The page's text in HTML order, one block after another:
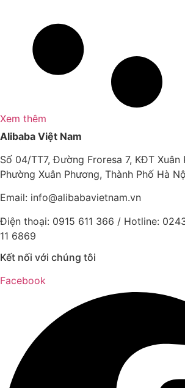
Xem thêm
Alibaba Việt Nam
Số 04/TT7, Đường Froresa 7, KĐT Xuân
Phường Xuân Phương, Thành Phố Hà
Email: info@alibabavietnam.vn
Điện thoại: 0915 611 366 / Hotline:
11 6869
Kết nối với chúng tôi
Facebook